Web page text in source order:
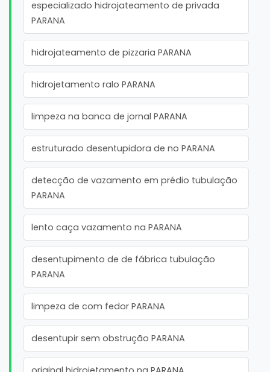
especializado hidrojateamento de privada
PARANA
hidrojateamento de pizzaria PARANA
hidrojetamento ralo PARANA
limpeza na banca de jornal PARANA
estruturado desentupidora de no PARANA
detecção de vazamento em prédio tubulação
PARANA
lento caça vazamento na PARANA
desentupimento de de fábrica tubulação
PARANA
limpeza de com fedor PARANA
desentupir sem obstrução PARANA